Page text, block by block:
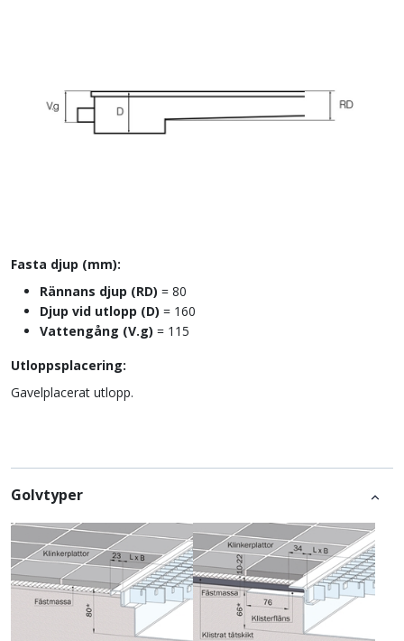
Fasta djup (mm):
Rännans djup (RD) = 80
Djup vid utlopp (D) = 160
Vattengång (V.g) = 115
Utloppsplacering:
Gavelplacerat utlopp.
Golvtyper